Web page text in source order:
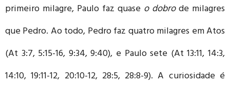
primeiro milagre, Paulo faz quase o dobrode milagres
que Pedro. Ao todo, Pedro faz quatro milagres em Atos
(At 3:7, 5:15-16, 9:34, 9:40), e Paulo sete (At 13:11, 14:3,
14:10, 19:11-12, 20:10-12, 28:5, 28:8-9). A curiosidade é